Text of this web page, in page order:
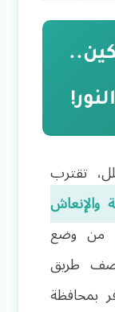
تقترب
والإنعاش
من وضع
طريق
بمحافظة